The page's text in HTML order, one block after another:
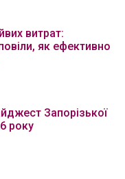
витрат:
як ефективно
Запорізької
року